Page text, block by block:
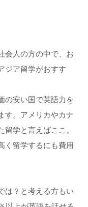
会人の方の中で、お
ジア留学がおすす
の安い国で英語力を
す。アメリカやカナ
学と言えばここ。
く留学するにも費用
は？と考える方もい